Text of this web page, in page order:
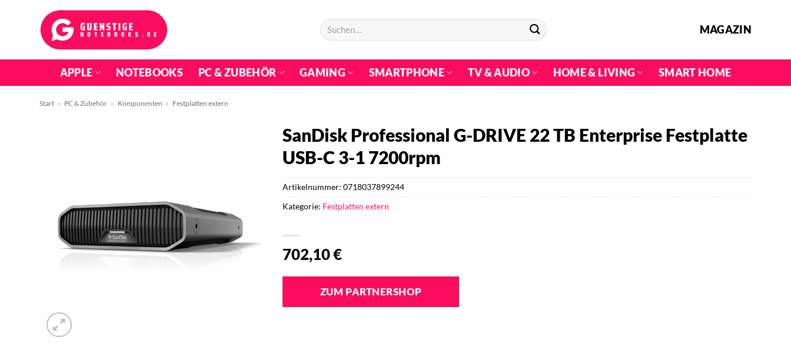
Suchen
nach:
MAGAZIN
APPLE NOTEBOOKS PC & ZUBEHÖR GAMING SMARTPHONE TV & AUDIO HOME & LIVING SMART HOME
Start » PC & Zubehör » Komponenten » Festplatten extern
SanDisk Professional G-DRIVE 22 TB Enterprise Festplatte
USB-C 3-1 7200rpm
702,10€
ZUM PARTNERSHOP
Artikelnummer:0718037899244
Kategorie: Festplatten extern